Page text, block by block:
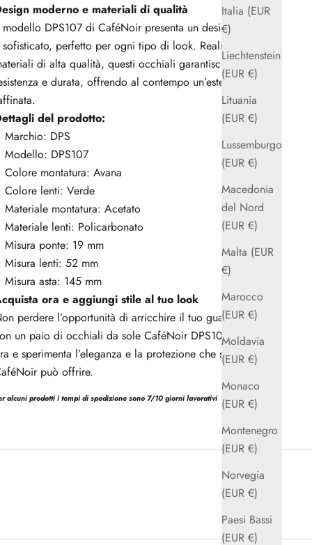
Italia (EUR
€)
Liechtenstein
(EUR €)
Lituania
(EUR €)
Lussemburgo
(EUR €)
Macedonia
del Nord
(EUR €)
Malta (EUR
€)
Marocco
(EUR €)
Moldavia
(EUR €)
Monaco
(EUR €)
Montenegro
(EUR €)
Norvegia
(EUR €)
Paesi Bassi
(EUR €)
moderno e materiali di qualità
DPS107 di CaféNoir presenta un design moderno
perfetto per ogni tipo di look. Realizzati con
di alta qualità, questi occhiali garantiscono
e durata, offrendo al contempo un’estetica
del prodotto:
Marchio: DPS
Modello: DPS107
Colore montatura: Avana
Colore lenti: Verde
Materiale montatura: Acetato
Materiale lenti: Policarbonato
Misura ponte: 19 mm
Misura lenti: 52 mm
Misura asta: 145 mm
ora e aggiungi stile al tuo look
perdere l’opportunità di arricchire il tuo guardaroba
un paio di occhiali da sole CaféNoir DPS108. Acquista
e sperimenta l’eleganza e la protezione che solo
può offrire.
alcuni prodotti i tempi di spedizione sono 7/10 giorni lavorativi